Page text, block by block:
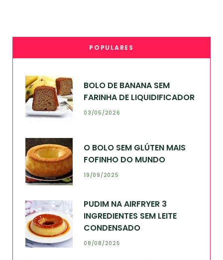
POPULARES
BOLO DE BANANA SEM
FARINHA DE LIQUIDIFICADOR
03/05/2026
O BOLO SEM GLÚTEN MAIS
FOFINHO DO MUNDO
19/09/2025
PUDIM NA AIRFRYER 3
INGREDIENTES SEM LEITE
CONDENSADO
08/08/2025